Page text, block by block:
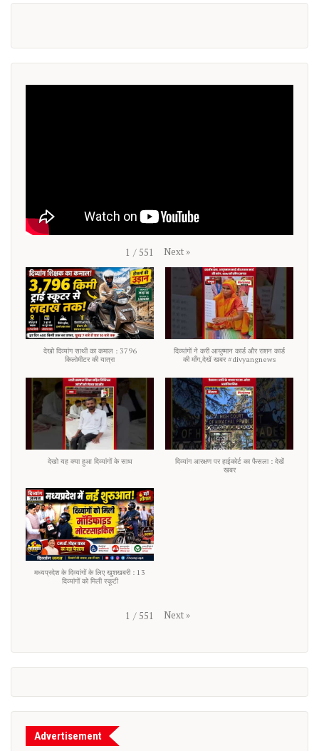
1 / 551 Next »
देखो दिव्यांग साथी का कमाल : 3796
किलोमीटर की यात्रा
दिव्यांगों ने करी आयुष्मान कार्ड और राशन कार्ड
की माँग,देखें खबर #divyangnews
देखो यह क्या हुआ दिव्यांगों के साथ
दिव्यांग आरक्षण पर हाईकोर्ट का फैसला : देखें
खबर
मध्यप्रदेश के दिव्यांगों के लिए खुशखबरी : 13
दिव्यांगों को मिली स्कूटी
1 / 551 Next »
Advertisement